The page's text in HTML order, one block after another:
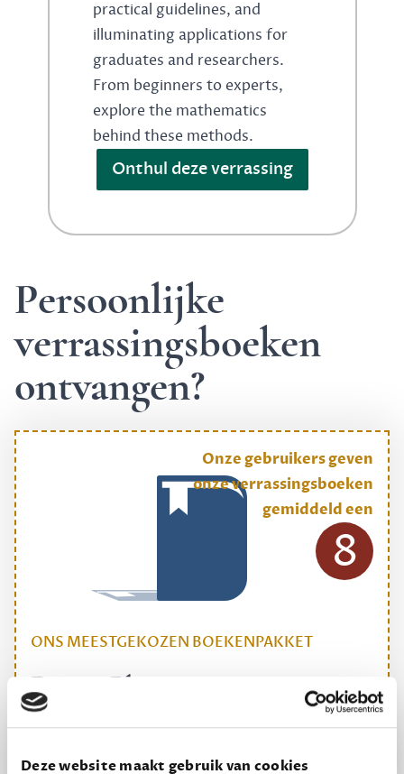
Deze website maakt gebruik van cookies
practical guidelines, and
illuminating applications for
graduates and researchers.
From beginners to experts,
explore the mathematics
behind these methods.
Onthul deze verrassing
Persoonlijke
verrassingsboeken
ontvangen?
ONS MEESTGEKOZEN BOEKENPAKKET
Dewey Plus
Een originele manier om je reading challenge te
Onze gebruikers geven
onze verrassingsboeken
gemiddeld een
8